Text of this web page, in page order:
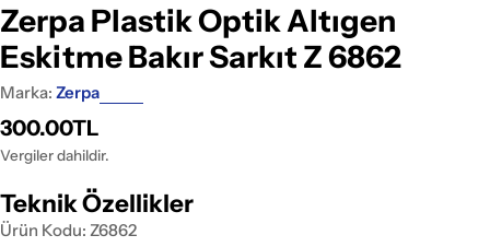
Zerpa Plastik Optik Altıgen
Eskitme Bakır Sarkıt Z 6862
Marka: Zerpa
Normal
fiyat
300.00TL
Vergiler dahildir.
Teknik Özellikler
Ürün Kodu: Z6862